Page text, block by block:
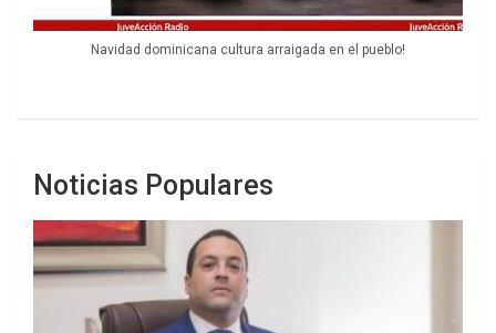
Navidad dominicana cultura arraigada en el pueblo!
Noticias Populares